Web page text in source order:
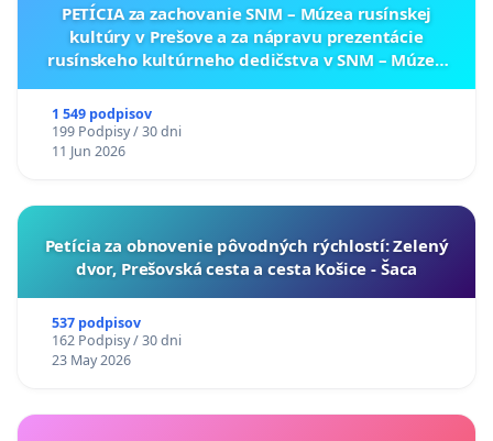
PETÍCIA za zachovanie SNM – Múzea rusínskej
kultúry v Prešove a za nápravu prezentácie
rusínskeho kultúrneho dedičstva v SNM – Múzeu
1 549 podpisov
199 Podpisy / 30 dni
11 Jun 2026
​Petícia za obnovenie pôvodných rýchlostí: Zelený
dvor, Prešovská cesta a cesta Košice - Šaca
537 podpisov
162 Podpisy / 30 dni
23 May 2026